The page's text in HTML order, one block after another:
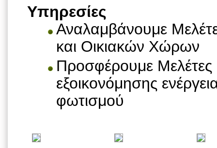
Υπηρεσίες
Αναλαμβάνουμε
και Οικιακών Χώρων
Προσφέρουμε Μελέτες
εξοικονόμησης
φωτισμού